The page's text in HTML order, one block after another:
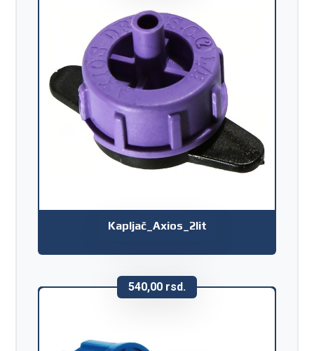
Kapljač_Axios_2lit
540,00 rsd.